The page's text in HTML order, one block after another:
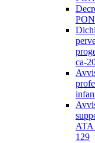
ca-
ATA
129